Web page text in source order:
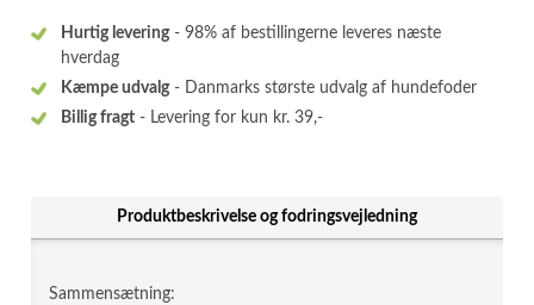
Hurtig levering- 98% af bestillingerne leveres næste
hverdag
Kæmpe udvalg- Danmarks største udvalg af hundefoder
Billig fragt - Levering for kun kr. 39,-
Produktbeskrivelse og fodringsvejledning
Sammensætning: